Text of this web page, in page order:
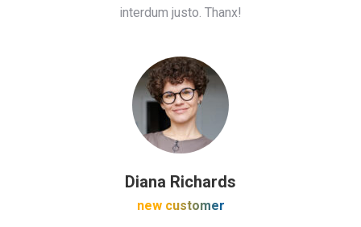
interdum justo. Thanx!
Diana Richards
new customer